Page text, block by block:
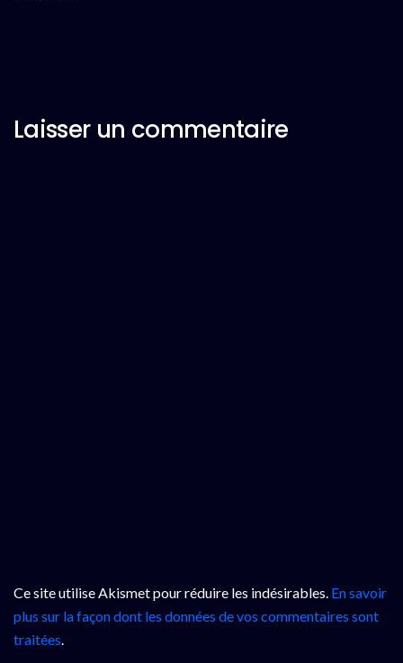
Laisser un commentaire
Ce site utilise Akismet pour réduire les indésirables. En savoir
plus sur la façon dont les données de vos commentaires sont
traitées.